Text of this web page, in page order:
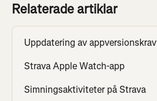
Relaterade artiklar
Uppdatering av appversionskrav
Strava Apple Watch-app
Simningsaktiviteter på Strava